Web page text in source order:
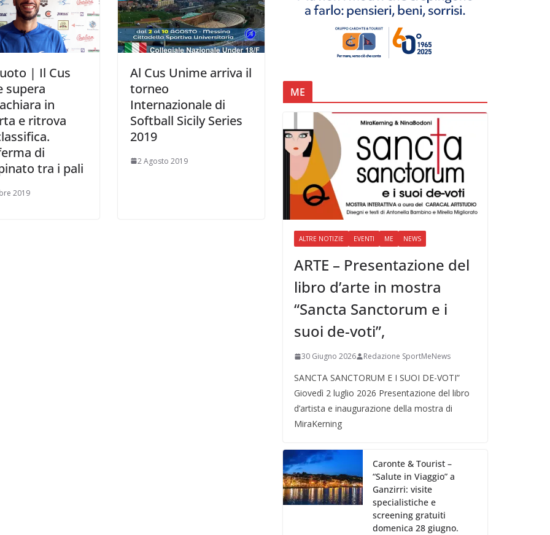
| Il Cus
supera
in
e ritrova
di
tra i pali
2019
Al Cus Unime arriva il
torneo
Internazionale di
Softball Sicily Series
2019
2 Agosto 2019
ME
ALTRE NOTIZIE EVENTI ME NEWS
ARTE – Presentazione del
libro d’arte in mostra
“Sancta Sanctorum e i
suoi de-voti”,
30 Giugno 2026 Redazione SportMeNews
SANCTA SANCTORUM E I SUOI DE-VOTI”
Giovedì 2 luglio 2026 Presentazione del libro
d’artista e inaugurazione della mostra di
MiraKerning
Caronte & Tourist –
“Salute in Viaggio” a
Ganzirri: visite
specialistiche e
screening gratuiti
domenica 28 giugno.